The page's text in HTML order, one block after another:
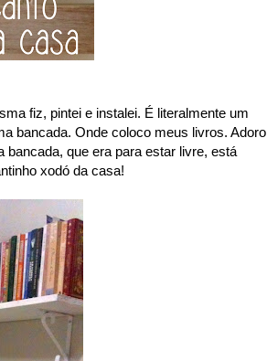
fiz, pintei e instalei. É literalmente um
bancada. Onde coloco meus livros. Adoro
que era para estar livre, está
xodó da casa!